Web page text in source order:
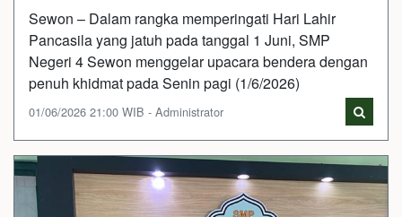
Sewon – Dalam rangka memperingati Hari Lahir
Pancasila yang jatuh pada tanggal 1 Juni, SMP
Negeri 4 Sewon menggelar upacara bendera dengan
penuh khidmat pada Senin pagi (1/6/2026)
01/06/2026 21:00 WIB - Administrator